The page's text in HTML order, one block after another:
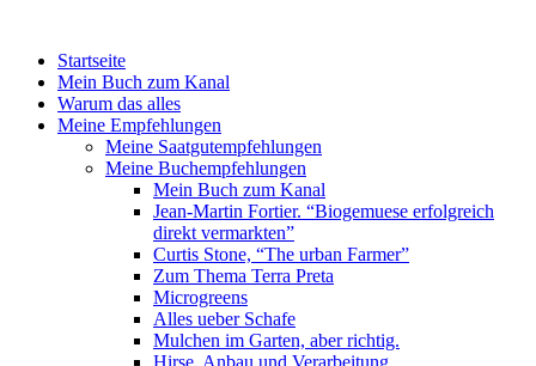
Startseite
Mein Buch zum Kanal
Warum das alles
Meine Empfehlungen
Meine Saatgutempfehlungen
Meine Buchempfehlungen
Mein Buch zum Kanal
Jean-Martin Fortier. “Biogemuese erfolgreich
direkt vermarkten”
Curtis Stone, “The urban Farmer”
Zum Thema Terra Preta
Microgreens
Alles ueber Schafe
Mulchen im Garten, aber richtig.
Hirse, Anbau und Verarbeitung